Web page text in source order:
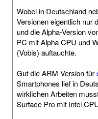
Wobei in Deutschland
Versionen eigentlich nur
und die Alpha-Version
PC mit Alpha CPU und
(Vobis) auftauchte.
Gut die ARM-Version für
Smartphones lief in
wirklichen Arbeiten
Surface Pro mit Intel